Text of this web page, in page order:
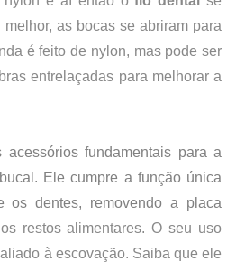
as bocas se abriram para
é feito de nylon, mas pode ser
entrelaçadas para melhorar a
acessórios fundamentais para a
Ele cumpre a função única
os dentes, removendo a placa
restos alimentares. O seu uso
à escovação. Saiba que ele